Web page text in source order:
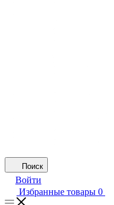
Поиск
Войти
Избранные товары 0